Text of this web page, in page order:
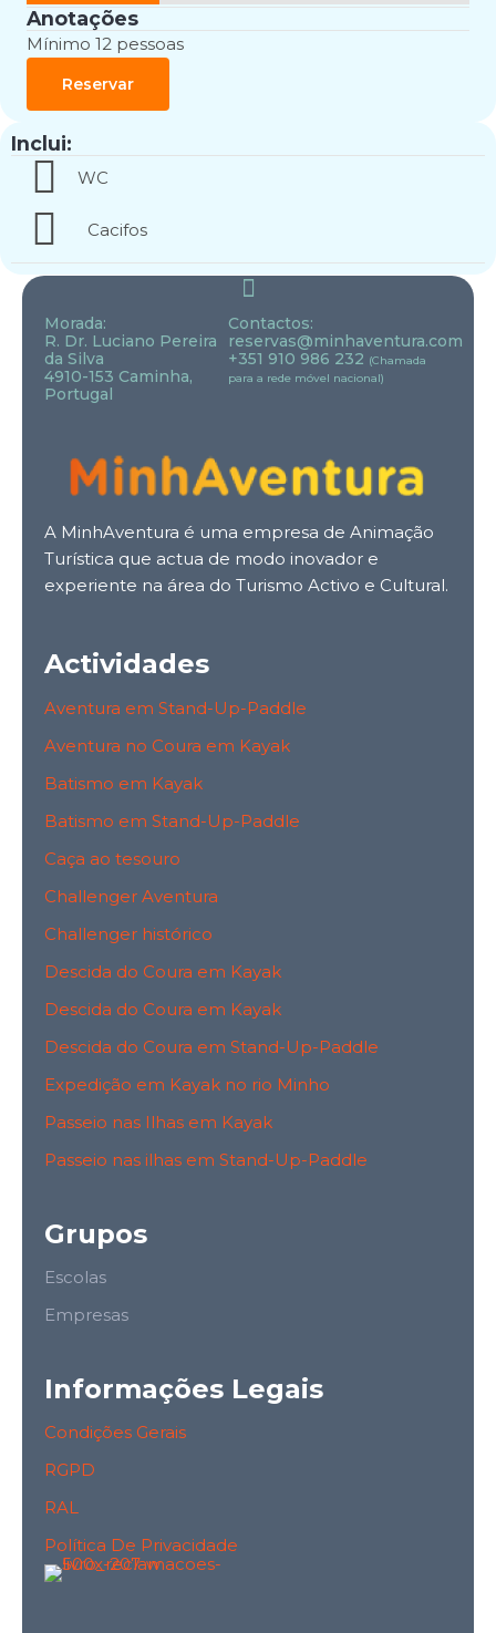
Anotações
Mínimo 12 pessoas
Reservar
Inclui:
WC
Cacifos
Morada:
R. Dr. Luciano Pereira
da Silva
4910-153 Caminha,
Portugal
Contactos:
reservas@minhaventura.com
+351 910 986 232 (Chamada
para a rede móvel nacional)
A MinhAventura é uma empresa de Animação
Turística que actua de modo inovador e
experiente na área do Turismo Activo e Cultural.
Actividades
Aventura em Stand-Up-Paddle
Aventura no Coura em Kayak
Batismo em Kayak
Batismo em Stand-Up-Paddle
Caça ao tesouro
Challenger Aventura
Challenger histórico
Descida do Coura em Kayak
Descida do Coura em Kayak
Descida do Coura em Stand-Up-Paddle
Expedição em Kayak no rio Minho
Passeio nas Ilhas em Kayak
Passeio nas ilhas em Stand-Up-Paddle
Grupos
Escolas
Empresas
Informações Legais
Condições Gerais
RGPD
RAL
Política De Privacidade